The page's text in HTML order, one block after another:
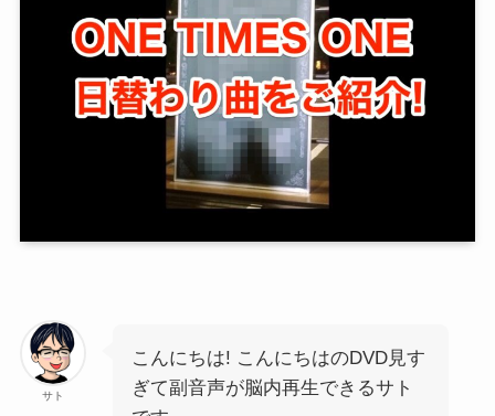
サト
こんにちは! こんにちはのDVD見す
ぎて副音声が脳内再生できるサト